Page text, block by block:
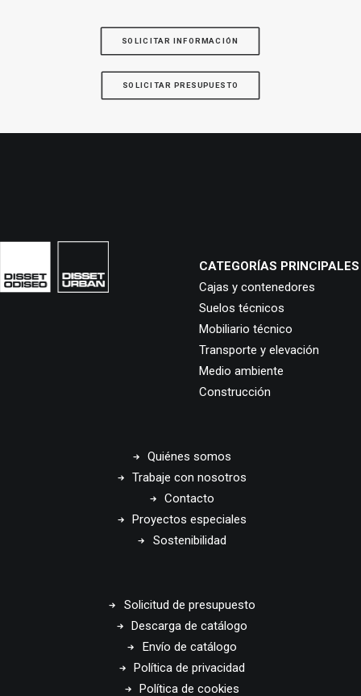
SOLICITAR INFORMACIÓN
SOLICITAR PRESUPUESTO
CATEGORÍAS PRINCIPALES
Cajas y contenedores
Suelos técnicos
Mobiliario técnico
Transporte y elevación
Medio ambiente
Construcción
Quiénes somos
Trabaje con nosotros
Contacto
Proyectos especiales
Sostenibilidad
Solicitud de presupuesto
Descarga de catálogo
Envío de catálogo
Política de privacidad
Política de cookies